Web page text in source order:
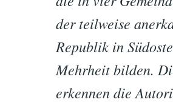
der teilweise
Republik in
Mehrheit bilden.
erkennen die